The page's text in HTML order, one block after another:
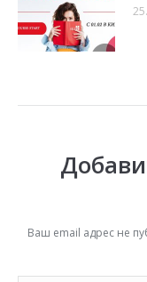
Ваш email адрес не